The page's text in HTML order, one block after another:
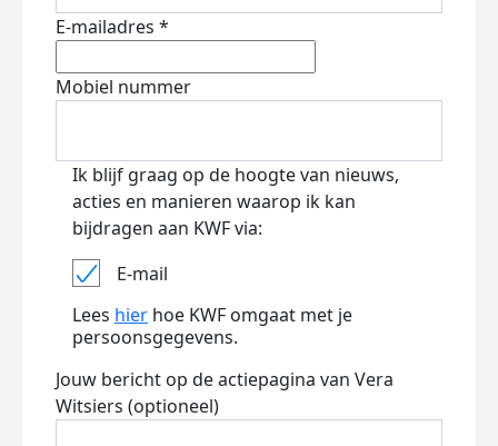
E-mailadres *
Mobiel nummer
Ik blijf graag op de hoogte van nieuws,
acties en manieren waarop ik kan
bijdragen aan KWF via:
E-mail
Lees hier hoe KWF omgaat met je
persoonsgegevens.
Jouw bericht op de actiepagina van Vera
Witsiers (optioneel)